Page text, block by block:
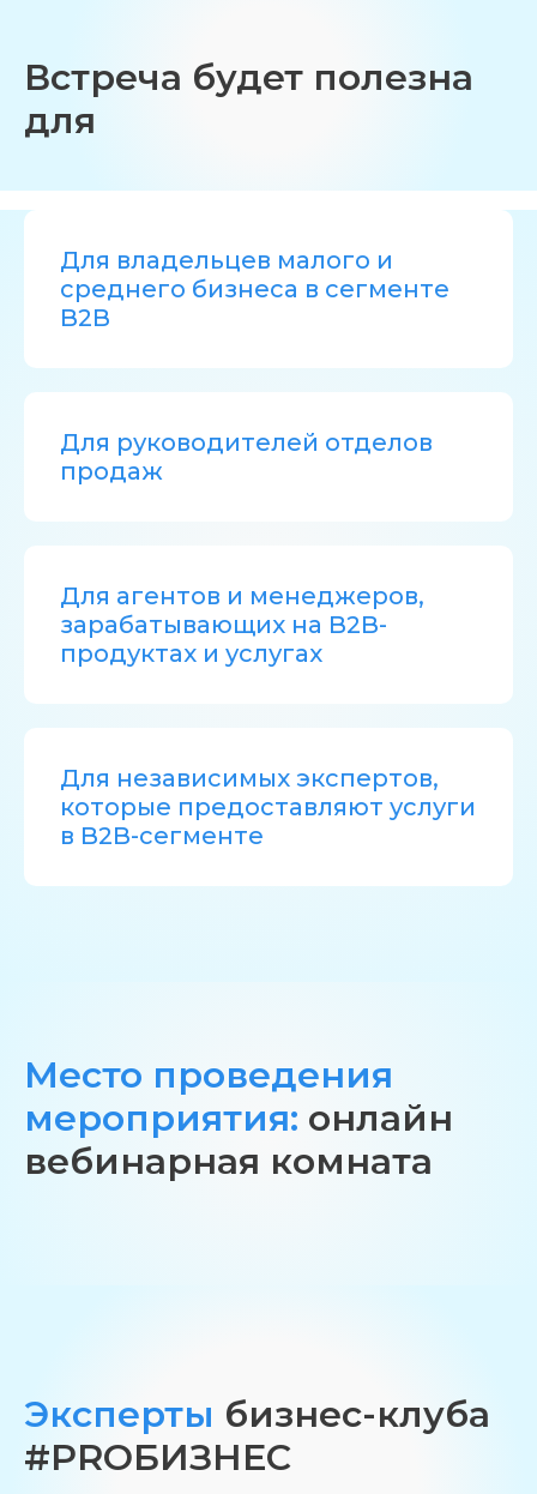
Встреча будет полезна
для
Для владельцев малого и
среднего бизнеса в сегменте
B2B
Для руководителей отделов
продаж
Для агентов и менеджеров,
зарабатывающих на B2B-
продуктах и услугах
Для независимых экспертов,
которые предоставляют услуги
в B2B-сегменте
Место проведения
мероприятия: онлайн
вебинарная комната
Эксперты бизнес-клуба
#PROБИЗНЕС